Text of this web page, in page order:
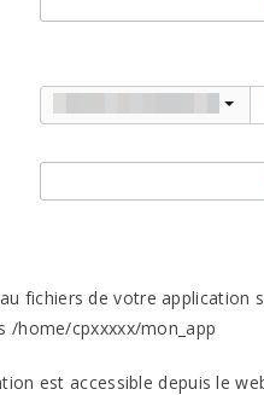
fichiers de votre
/home/cpxxxxx/mon_app
est accessible depuis le